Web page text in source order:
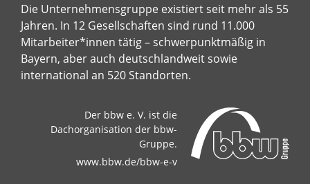
Die Unternehmensgruppe existiert seit mehr als 55
Jahren. In 12 Gesellschaften sind rund 11.000
Mitarbeiter*innen tätig – schwerpunktmäßig in
Bayern, aber auch deutschlandweit sowie
international an 520 Standorten.
Der bbw e. V. ist die
Dachorganisation der bbw-
Gruppe.
www.bbw.de/bbw-e-v